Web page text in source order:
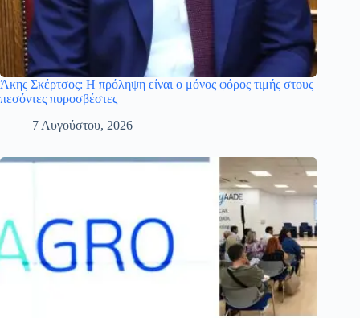
Άκης Σκέρτσος: Η πρόληψη είναι ο μόνος φόρος τιμής στους
πεσόντες πυροσβέστες
7 Αυγούστου, 2026